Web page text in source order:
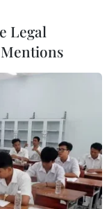
cảng thành
bảo đảm hậu
việc đón tiếp tàu
Legal